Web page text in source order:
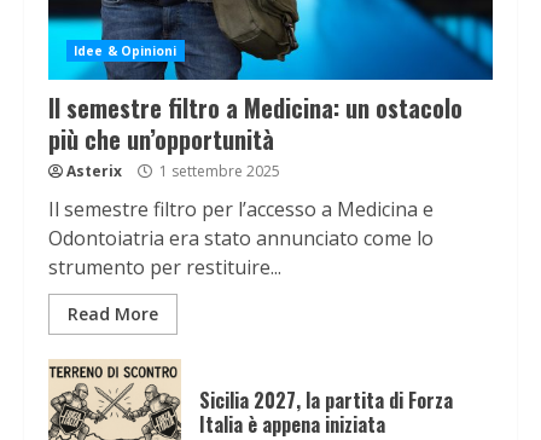
Idee & Opinioni
Il semestre filtro a Medicina: un ostacolo
più che un’opportunità
Asterix 1 settembre 2025
Il semestre filtro per l’accesso a Medicina e
Odontoiatria era stato annunciato come lo
strumento per restituire...
Read More
Sicilia 2027, la partita di Forza
Italia è appena iniziata